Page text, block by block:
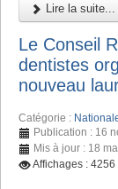
Lire la suite...
Le Conseil
dentistes
nouveau
Catégorie :
Publication : 16
Mis à jour : 18
Affichages : 4256